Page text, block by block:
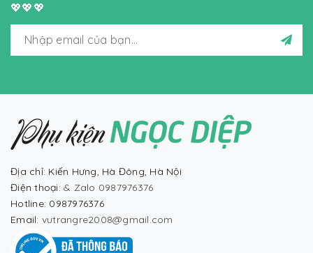
💖💖💖
Địa chỉ: Kiến Hưng, Hà Đông, Hà Nội
Điện thoại: & Zalo 0987976376
Hotline: 0987976376
Email: vutrangre2008@gmail.com